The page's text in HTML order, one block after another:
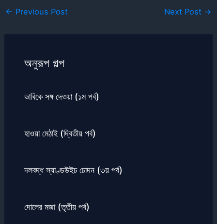
← Previous Post Next Post →
অনুরূপ গল্প
ভাবিকে সঙ্গ দেওয়া (১ম পর্ব)
হাওয়া মেঠাই (দ্বিতীয় পর্ব)
দলবদ্ধ স্যাণ্ডউইচ চোদন (৩য় পর্ব)
দোলের মজা (তৃতীয় পর্ব)